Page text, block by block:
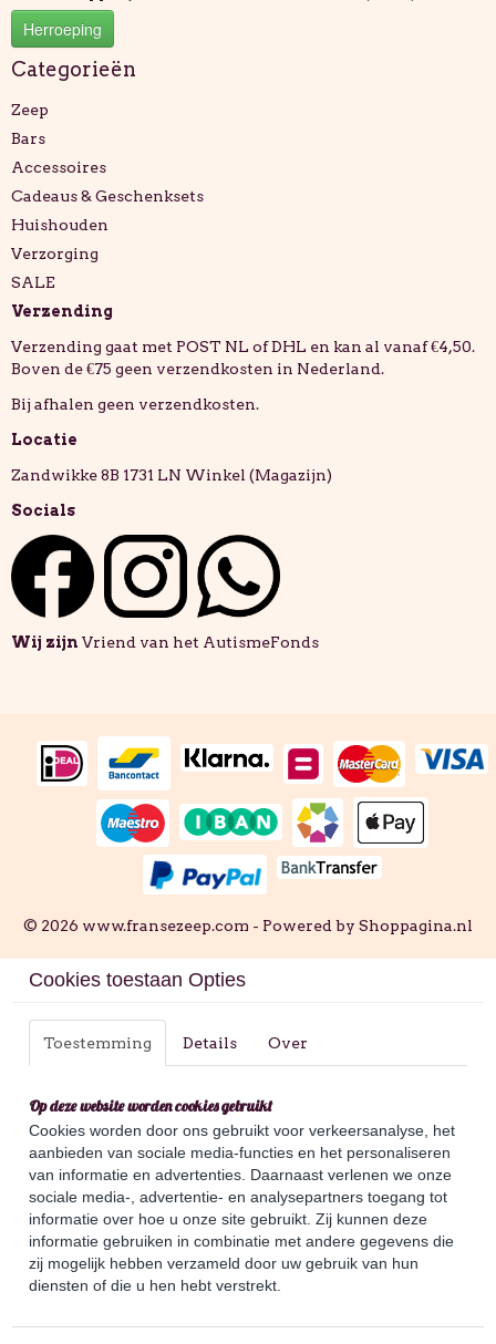
Herroeping
Categorieën
Zeep
Bars
Accessoires
Cadeaus & Geschenksets
Huishouden
Verzorging
SALE
Verzending
Verzending gaat met POST NL of DHL en kan al vanaf €4,50.
Boven de €75 geen verzendkosten in Nederland.
Bij afhalen geen verzendkosten.
Locatie
Zandwikke 8B 1731 LN Winkel (Magazijn)
Socials
Wij zijn Vriend van het AutismeFonds
© 2026 www.fransezeep.com - Powered by Shoppagina.nl
Cookies toestaan Opties
Toestemming Details Over
Op deze website worden cookies gebruikt
Cookies worden door ons gebruikt voor verkeersanalyse, het
aanbieden van sociale media-functies en het personaliseren
van informatie en advertenties. Daarnaast verlenen we onze
sociale media-, advertentie- en analysepartners toegang tot
informatie over hoe u onze site gebruikt. Zij kunnen deze
informatie gebruiken in combinatie met andere gegevens die
zij mogelijk hebben verzameld door uw gebruik van hun
diensten of die u hen hebt verstrekt.